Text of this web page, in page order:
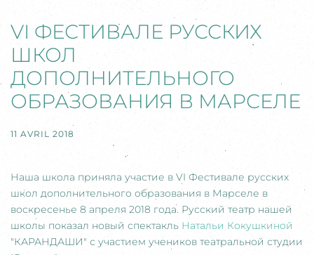
VI ФЕСТИВАЛЕ РУССКИХ
ШКОЛ
ДОПОЛНИТЕЛЬНОГО
ОБРАЗОВАНИЯ В МАРСЕЛЕ
11 AVRIL 2018
Наша школа приняла участие в VI Фестивале русских
школ дополнительного образования в Марселе в
воскресенье 8 апреля 2018 года. Русский театр нашей
школы показал новый спектакль Натальи Кокушкиной
"КАРАНДАШИ" с участием учеников театральной студии